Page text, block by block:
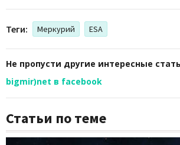
Теги: Меркурий ESA
Не пропусти другие интересные
bigmir)net в facebook
Статьи по теме